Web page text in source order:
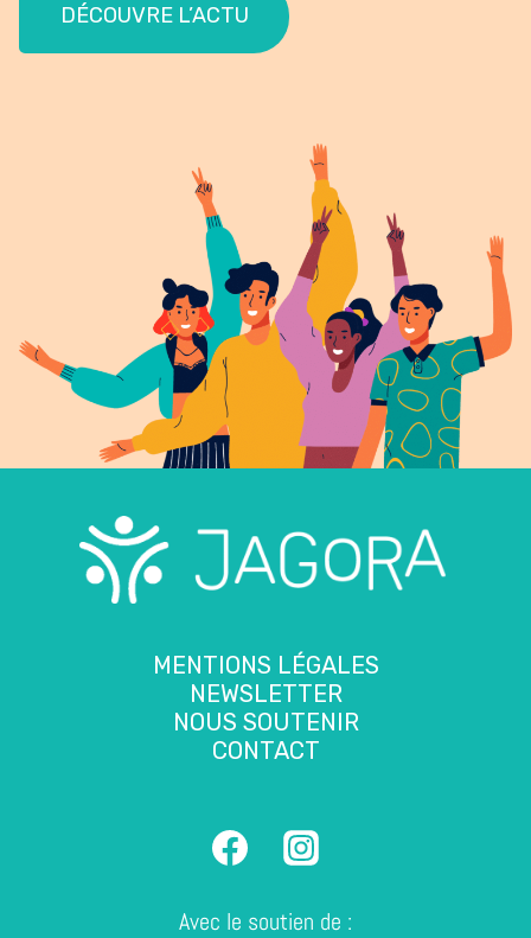
DÉCOUVRE L’ACTU
MENTIONS LÉGALES
NEWSLETTER
NOUS SOUTENIR
CONTACT
Avec le soutien de :